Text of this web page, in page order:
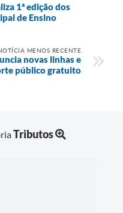
1ª edição dos
de Ensino
MENOS RECENTE
novas linhas e
público gratuito
Tributos